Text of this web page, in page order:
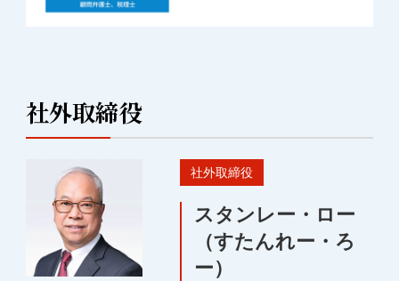
社外取締役
社外取締役
スタンレー・ロー
（すたんれー・ろ
ー）